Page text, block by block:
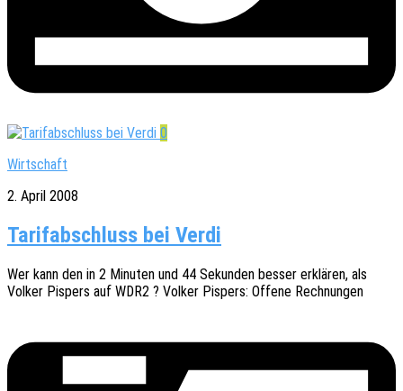
0
Wirtschaft
2. April 2008
Tarifabschluss bei Verdi
Wer kann den in 2 Minu­ten und 44 Sekun­den besser erklä­ren, als
Volker Pispers auf WDR2 ? Volker Pispers: Offene Rechnungen